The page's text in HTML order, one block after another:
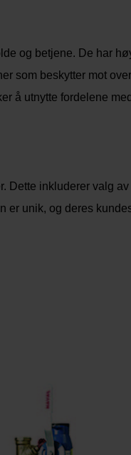
og betjene. De har
som beskytter mot
å utnytte fordelene
Dette inkluderer valg
er unik, og deres